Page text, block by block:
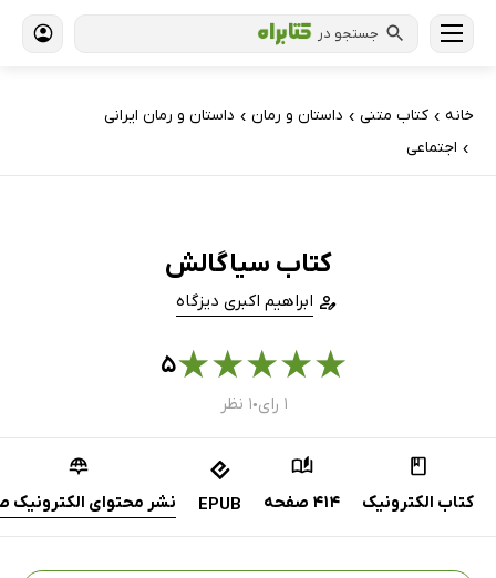
جستجو در
خانه › کتاب‌ متنی › داستان و رمان › داستان و رمان ایرانی
› اجتماعی
کتاب سیاگالش
ابراهیم اکبری دیزگاه
★
★
★
★
★۵
۱ رای ● ۱ نظر
کتاب الکترونیک 414 صفحه EPUB نشر محتوای الکترونیک